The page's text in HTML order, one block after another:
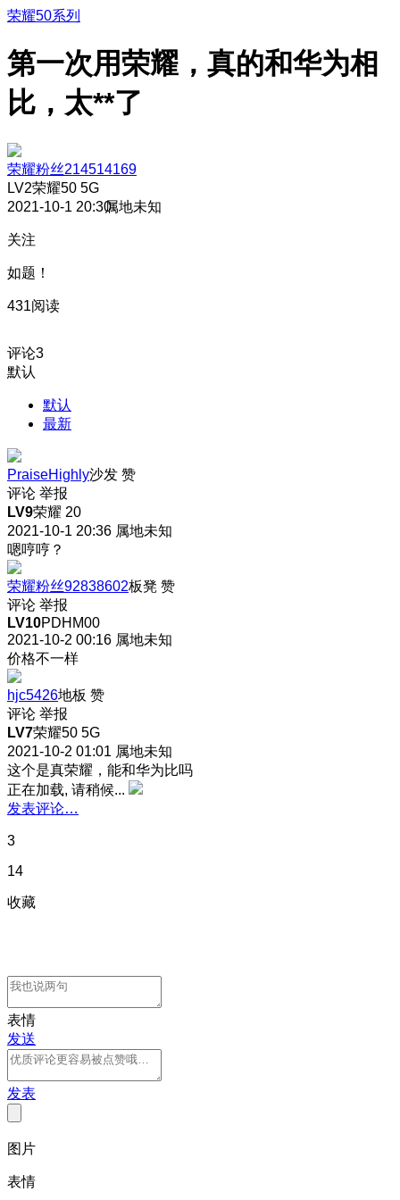
荣耀50系列
第一次用荣耀，真的和华为相
比，太**了
荣耀粉丝214514169
LV2荣耀50 5G
2021-10-1 20:30属地未知
关注
如题！
431阅读
评论3
默认
默认
最新
PraiseHighly沙发 赞
评论 举报
LV9荣耀 20
2021-10-1 20:36 属地未知
嗯哼哼？
荣耀粉丝92838602板凳 赞
评论 举报
LV10PDHM00
2021-10-2 00:16 属地未知
价格不一样
hjc5426地板 赞
评论 举报
LV7荣耀50 5G
2021-10-2 01:01 属地未知
这个是真荣耀，能和华为比吗
正在加载, 请稍候...
发表评论…
3
14
收藏
表情
发送
发表
图片
表情